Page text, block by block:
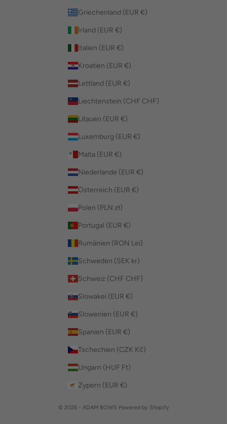
Griechenland (EUR €)
Irland (EUR €)
Italien (EUR €)
Kroatien (EUR €)
Lettland (EUR €)
Liechtenstein (CHF CHF)
Litauen (EUR €)
Luxemburg (EUR €)
Malta (EUR €)
Niederlande (EUR €)
Österreich (EUR €)
Polen (PLN zł)
Portugal (EUR €)
Rumänien (RON Lei)
Schweden (SEK kr)
Schweiz (CHF CHF)
Slowakei (EUR €)
Slowenien (EUR €)
Spanien (EUR €)
Tschechien (CZK Kč)
Ungarn (HUF Ft)
Zypern (EUR €)
© 2026 - ADAM BOWS Powered by Shopify